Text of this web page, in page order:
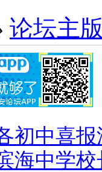
论坛主
初中喜
海中学